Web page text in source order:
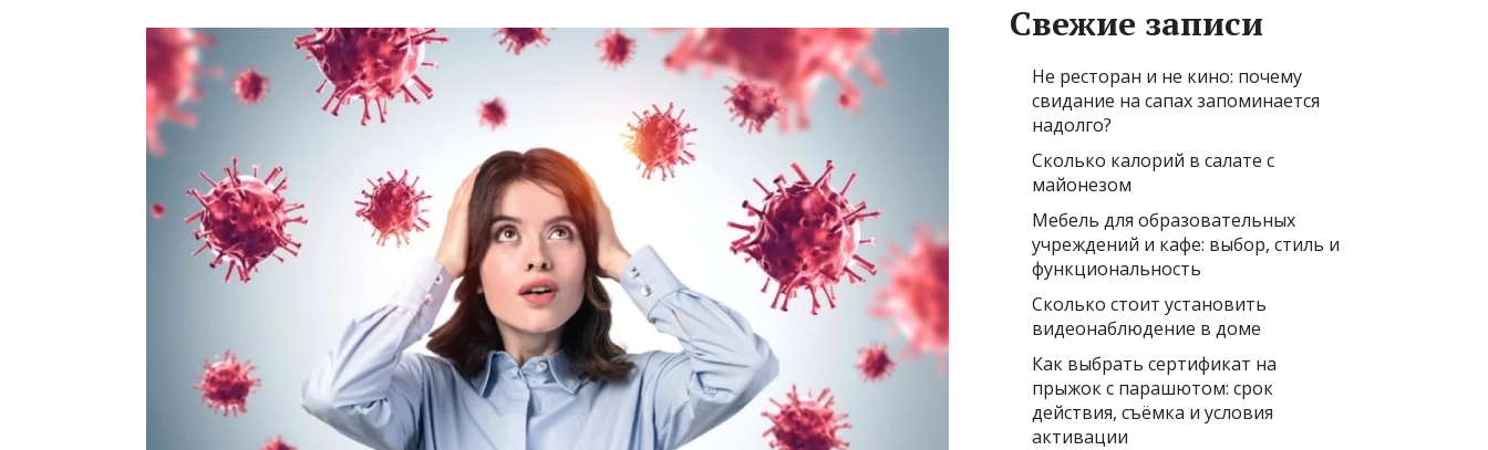
Свежие записи
Не ресторан и не кино: почему
свидание на сапах запоминается
надолго?
Сколько калорий в салате с
майонезом
Мебель для образовательных
учреждений и кафе: выбор, стиль и
функциональность
Сколько стоит установить
видеонаблюдение в доме
Как выбрать сертификат на
прыжок с парашютом: срок
действия, съёмка и условия
активации